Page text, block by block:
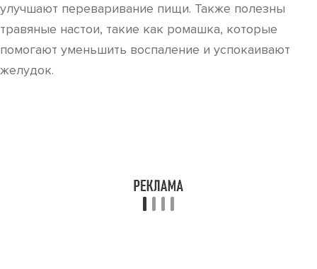
улучшают переваривание пищи. Также полезны
травяные настои, такие как ромашка, которые
помогают уменьшить воспаление и успокаивают
желудок.